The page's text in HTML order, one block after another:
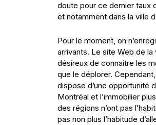
doute pour ce dernier taux
et notamment dans la ville
Pour le moment, on
arrivants. Le site Web de
désireux de connaitre les
que le déplorer.
dispose d’une opportunité
Montréal et l’immobilier
des régions n’ont pas
pas non plus l’habitude